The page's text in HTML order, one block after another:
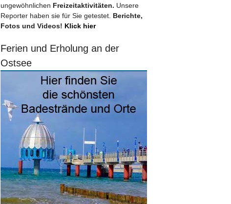
ungewöhnlichen Freizeitaktivitäten. Unsere
Reporter haben sie für Sie getestet. Berichte,
Fotos und Videos! Klick hier
Ferien und Erholung an der
Ostsee